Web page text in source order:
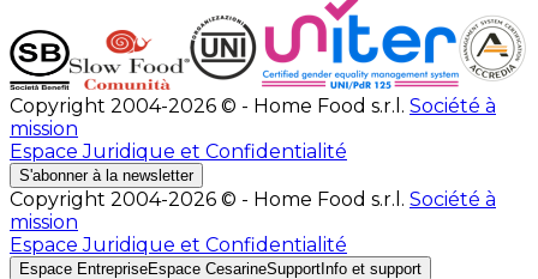
Copyright 2004-2026 © - Home Food s.r.l. Société à
mission
Espace Juridique et Confidentialité
S'abonner à la newsletter
Copyright 2004-2026 © - Home Food s.r.l. Société à
mission
Espace Juridique et Confidentialité
Espace EntrepriseEspace CesarineSupport Info et support